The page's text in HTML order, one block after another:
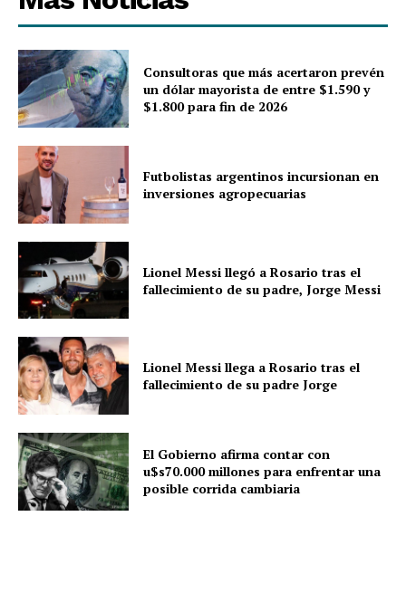
Consultoras que más acertaron prevén
un dólar mayorista de entre $1.590 y
$1.800 para fin de 2026
Futbolistas argentinos incursionan en
inversiones agropecuarias
Lionel Messi llegó a Rosario tras el
fallecimiento de su padre, Jorge Messi
Lionel Messi llega a Rosario tras el
fallecimiento de su padre Jorge
El Gobierno afirma contar con
u$s70.000 millones para enfrentar una
posible corrida cambiaria